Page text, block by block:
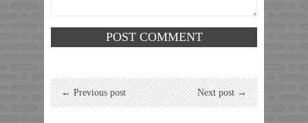
← Previous post Next post →